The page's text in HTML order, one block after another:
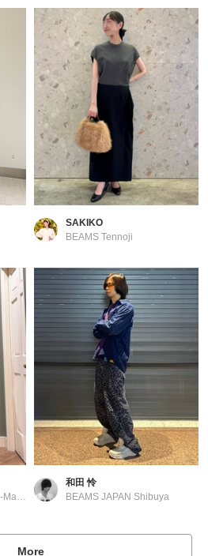
SAKIKO
BEAMS Tennoji
和田 怜
BEAMS JAPAN Shibuya
More